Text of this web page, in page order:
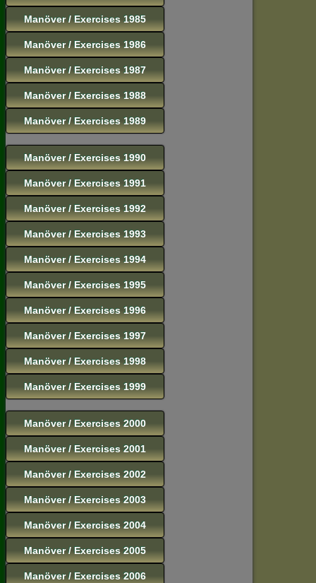
Manöver / Exercises 1985
Manöver / Exercises 1986
Manöver / Exercises 1987
Manöver / Exercises 1988
Manöver / Exercises 1989
Manöver / Exercises 1990
Manöver / Exercises 1991
Manöver / Exercises 1992
Manöver / Exercises 1993
Manöver / Exercises 1994
Manöver / Exercises 1995
Manöver / Exercises 1996
Manöver / Exercises 1997
Manöver / Exercises 1998
Manöver / Exercises 1999
Manöver / Exercises 2000
Manöver / Exercises 2001
Manöver / Exercises 2002
Manöver / Exercises 2003
Manöver / Exercises 2004
Manöver / Exercises 2005
Manöver / Exercises 2006